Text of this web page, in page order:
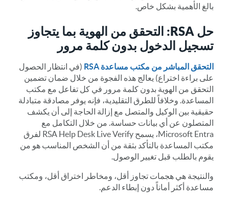
بالغ الأهمية بشكل خاص.
حل RSA: التحقق من الهوية بما يتجاوز
تسجيل الدخول بدون كلمة مرور
التحقق المباشر من مكتب مساعدة RSA
(في انتظار الحصول
على براءة اختراع) يعالج هذه الفجوة من خلال ضمان تضمين
التحقق من الهوية بدون كلمة مرور في كل تفاعل مع مكتب
المساعدة. وخلافاً للطرق التقليدية، فإنه يوفر مصادقة متبادلة
حقيقية بين الوكيل والمتصل مع إزالة الحاجة إلى أن يكشف
المتصلون عن أي بيانات حساسة. من خلال التكامل مع
Microsoft Entra، يسمح RSA Help Desk Live Verify لفرق
مكتب المساعدة بالتأكد بثقة من أن الشخص المناسب هو من
يقوم بالطلب قبل تغيير الوصول.
والنتيجة هي هجمات تجاوز أقل، ومخاطر اختراق أقل، ومكتب
مساعدة أكثر أماناً دون إبطاء الدعم.